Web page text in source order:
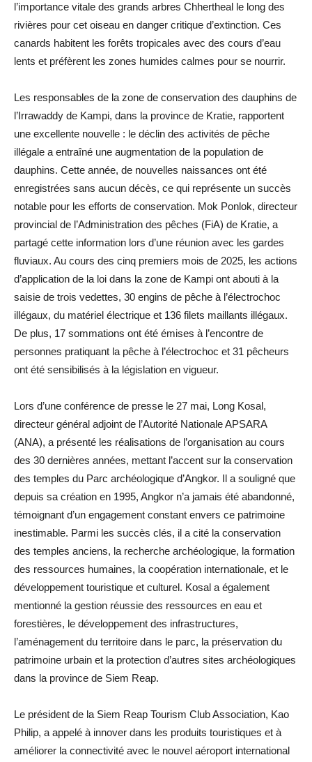
l’importance vitale des grands arbres Chhertheal le long des
rivières pour cet oiseau en danger critique d’extinction. Ces
canards habitent les forêts tropicales avec des cours d’eau
lents et préfèrent les zones humides calmes pour se nourrir.
Les responsables de la zone de conservation des dauphins de
l’Irrawaddy de Kampi, dans la province de Kratie, rapportent
une excellente nouvelle : le déclin des activités de pêche
illégale a entraîné une augmentation de la population de
dauphins. Cette année, de nouvelles naissances ont été
enregistrées sans aucun décès, ce qui représente un succès
notable pour les efforts de conservation. Mok Ponlok, directeur
provincial de l’Administration des pêches (FiA) de Kratie, a
partagé cette information lors d’une réunion avec les gardes
fluviaux. Au cours des cinq premiers mois de 2025, les actions
d’application de la loi dans la zone de Kampi ont abouti à la
saisie de trois vedettes, 30 engins de pêche à l’électrochoc
illégaux, du matériel électrique et 136 filets maillants illégaux.
De plus, 17 sommations ont été émises à l’encontre de
personnes pratiquant la pêche à l’électrochoc et 31 pêcheurs
ont été sensibilisés à la législation en vigueur.
Lors d’une conférence de presse le 27 mai, Long Kosal,
directeur général adjoint de l’Autorité Nationale APSARA
(ANA), a présenté les réalisations de l’organisation au cours
des 30 dernières années, mettant l’accent sur la conservation
des temples du Parc archéologique d’Angkor. Il a souligné que
depuis sa création en 1995, Angkor n’a jamais été abandonné,
témoignant d’un engagement constant envers ce patrimoine
inestimable. Parmi les succès clés, il a cité la conservation
des temples anciens, la recherche archéologique, la formation
des ressources humaines, la coopération internationale, et le
développement touristique et culturel. Kosal a également
mentionné la gestion réussie des ressources en eau et
forestières, le développement des infrastructures,
l’aménagement du territoire dans le parc, la préservation du
patrimoine urbain et la protection d’autres sites archéologiques
dans la province de Siem Reap.
Le président de la Siem Reap Tourism Club Association, Kao
Philip, a appelé à innover dans les produits touristiques et à
améliorer la connectivité avec le nouvel aéroport international